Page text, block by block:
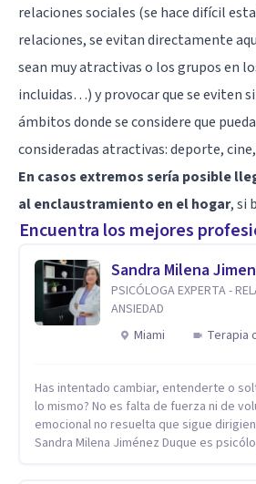
relaciones sociales (se hace difícil
relaciones, se evitan directamente
sean muy atractivas o los grupos en
incluidas…) y provocar que se eviten
ámbitos donde se considere que
consideradas atractivas: deporte,
En casos extremos sería posible
al enclaustramiento en el hogar, si
Encuentra los mejores
Sandra Milena
PSICÓLOGA EXPERTA -
ANSIEDAD
Miami
Terapia
Has intentado cambiar, entenderte o
lo mismo? No es falta de fuerza ni de
emocional no resuelta que sigue dirigiendo tu
Sandra Milena Jiménez Duque es